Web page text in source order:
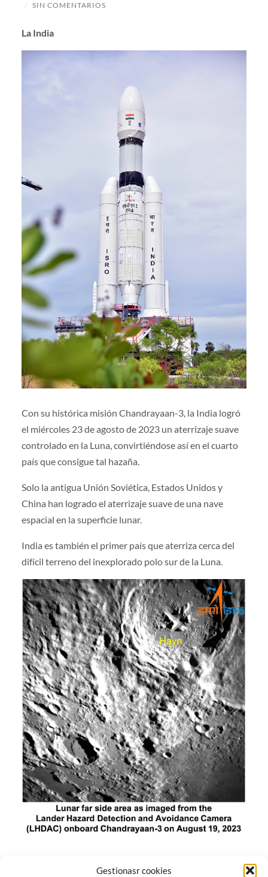
Gestionasr cookies
/ SIN COMENTARIOS
La India
Con su histórica misión Chandrayaan-3, la India logró
el miércoles 23 de agosto de 2023 un aterrizaje suave
controlado en la Luna, convirtiéndose así en el cuarto
país que consigue tal hazaña.
Solo la antigua Unión Soviética, Estados Unidos y
China han logrado el aterrizaje suave de una nave
espacial en la superficie lunar.
India es también el primer país que aterriza cerca del
difícil terreno del inexplorado polo sur de la Luna.